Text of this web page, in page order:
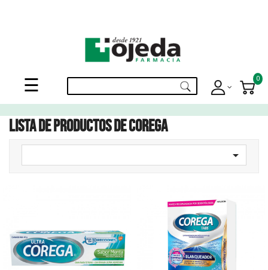
0
Navegación
de
palanca
☰
Lista de productos de Corega
